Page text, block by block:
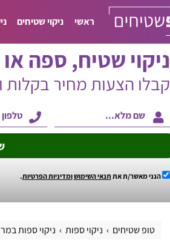
ראשי ניקוי שטיחים
ניקוי שטיח, ספה או
קבלו הצעות מחיר
הנני מאשר/ת את תנאי השימושומדיניות הפרטיות.
טופ שטיחים ניקוי ספות ניקוי ספות